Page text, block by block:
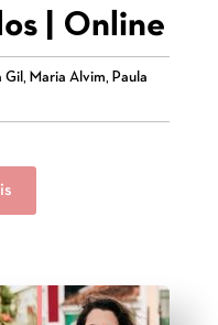
| Online
Maria Alvim, Paula